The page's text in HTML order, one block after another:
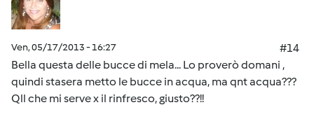
Ven, 05/17/2013 - 16:27
#14
Bella questa delle bucce di mela... Lo proverò domani ,
quindi stasera metto le bucce in acqua, ma qnt acqua???
Qll che mi serve x il rinfresco, giusto??!!